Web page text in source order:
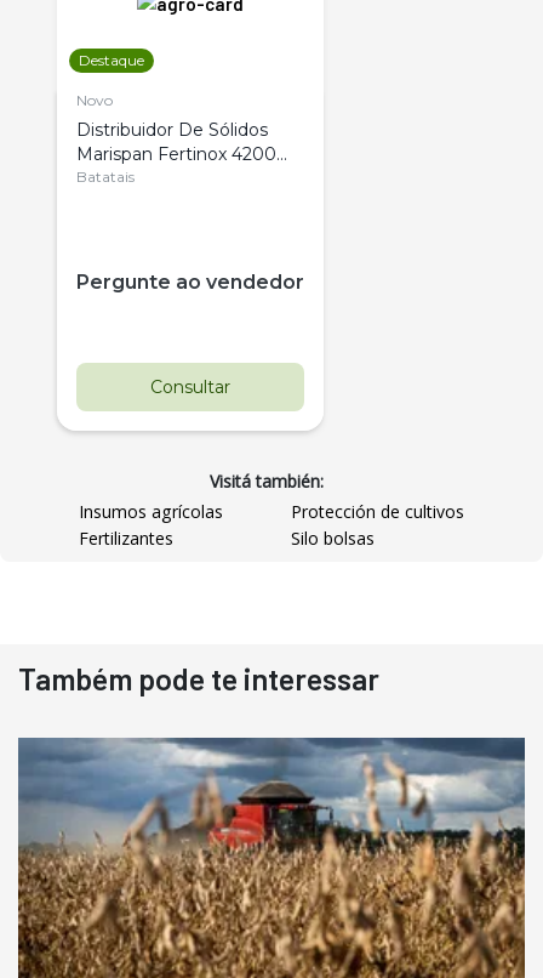
Destaque
Novo
Distribuidor De Sólidos
Marispan Fertinox 4200
Citrus
Batatais
Pergunte ao vendedor
Consultar
Pá Carregadeira Cat 966
Ano 1987
R$ 145.000
Consultar
Visitá también:
Insumos agrícolas
Protección de cultivos
Fertilizantes
Silo bolsas
Também pode te interessar